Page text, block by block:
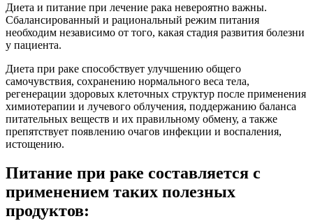
Диета и питание при лечение рака невероятно важны.
Сбалансированный и рациональный режим питания
необходим независимо от того, какая стадия развития болезни
у пациента.
Диета при раке способствует улучшению общего
самочувствия, сохранению нормального веса тела,
регенерации здоровых клеточных структур после применения
химиотерапии и лучевого облучения, поддержанию баланса
питательных веществ и их правильному обмену, а также
препятствует появлению очагов инфекции и воспаления,
истощению.
Питание при раке составляется с
применением таких полезных
продуктов: